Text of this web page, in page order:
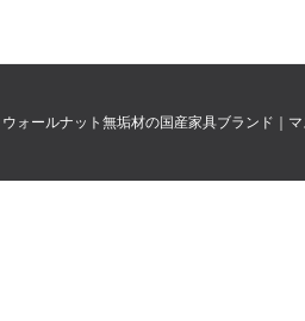
ウォールナット無垢材の国産家具ブランド｜